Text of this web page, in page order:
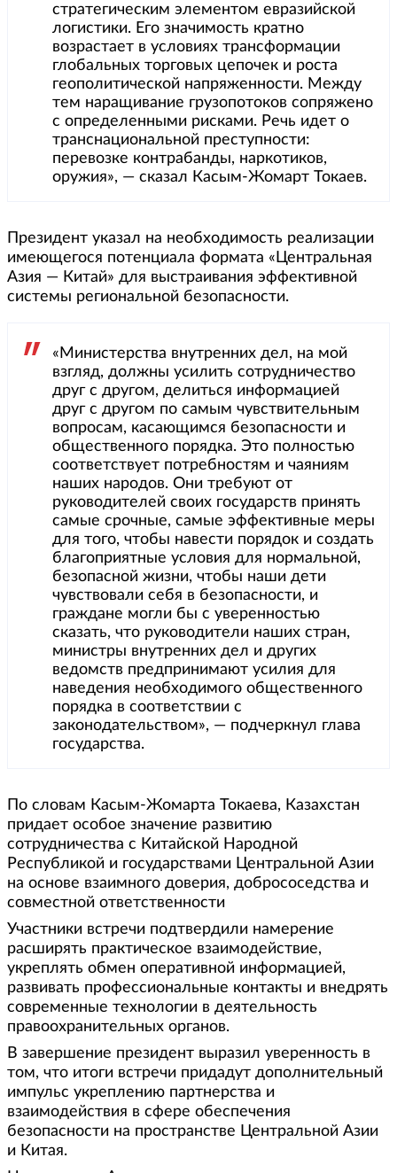
стратегическим элементом евразийской
логистики. Его значимость кратно
возрастает в условиях трансформации
глобальных торговых цепочек и роста
геополитической напряженности. Между
тем наращивание грузопотоков сопряжено
с определенными рисками. Речь идет о
транснациональной преступности:
перевозке контрабанды, наркотиков,
оружия», — сказал Касым-Жомарт Токаев.
Президент указал на необходимость реализации
имеющегося потенциала формата «Центральная
Азия — Китай» для выстраивания эффективной
системы региональной безопасности.
«Министерства внутренних дел, на мой
взгляд, должны усилить сотрудничество
друг с другом, делиться информацией
друг с другом по самым чувствительным
вопросам, касающимся безопасности и
общественного порядка. Это полностью
соответствует потребностям и чаяниям
наших народов. Они требуют от
руководителей своих государств принять
самые срочные, самые эффективные меры
для того, чтобы навести порядок и создать
благоприятные условия для нормальной,
безопасной жизни, чтобы наши дети
чувствовали себя в безопасности, и
граждане могли бы с уверенностью
сказать, что руководители наших стран,
министры внутренних дел и других
ведомств предпринимают усилия для
наведения необходимого общественного
порядка в соответствии с
законодательством», — подчеркнул глава
государства.
По словам Касым-Жомарта Токаева, Казахстан
придает особое значение развитию
сотрудничества с Китайской Народной
Республикой и государствами Центральной Азии
на основе взаимного доверия, добрососедства и
совместной ответственности
Участники встречи подтвердили намерение
расширять практическое взаимодействие,
укреплять обмен оперативной информацией,
развивать профессиональные контакты и внедрять
современные технологии в деятельность
правоохранительных органов.
В завершение президент выразил уверенность в
том, что итоги встречи придадут дополнительный
импульс укреплению партнерства и
взаимодействия в сфере обеспечения
безопасности на пространстве Центральной Азии
и Китая.